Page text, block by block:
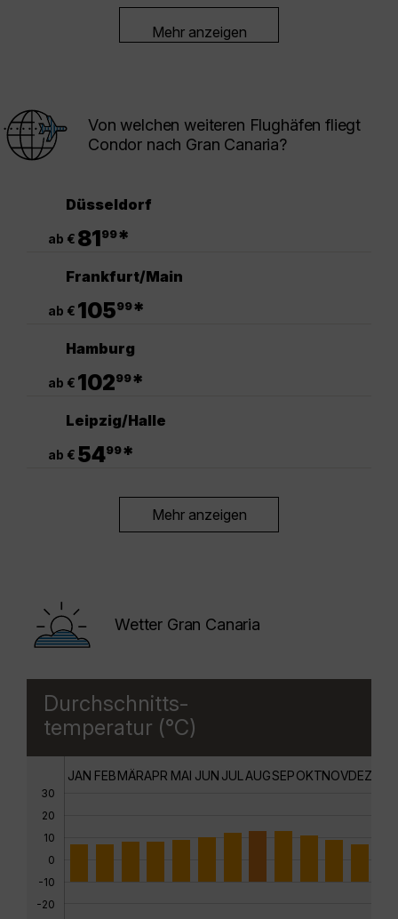
Mehr anzeigen
Von welchen weiteren Flughäfen fliegt
Condor nach Gran Canaria?
Düsseldorf
ab € 8199*
Frankfurt/Main
ab € 10599*
Hamburg
ab € 10299*
Leipzig/Halle
ab € 5499*
Mehr anzeigen
Wetter Gran Canaria
Durchschnitts-
temperatur (°C)
30
20
10
0
-10
-20
JAN FEBMÄRAPR MAI JUN JUL AUGSEPOKTNOVDEZ